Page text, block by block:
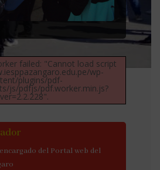
failed: "Cannot load script
wp-
plugins/pdf-
js/pdfjs/pdf.worker.min.js?
ver=2.2.228".
del Portal web del